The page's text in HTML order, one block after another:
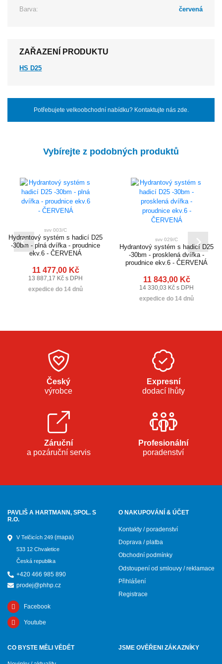
Barva:
červená
ZAŘAZENÍ PRODUKTU
HS D25
Potřebujete velkoobchodní nabídku? Kontaktujte nás zde.
Vybírejte z podobných produktů
svv 003/C
Hydrantový systém s hadicí D25
-30bm - plná dvířka - proudnice
ekv.6 - ČERVENÁ
11 477,00 Kč
13 887,17 Kč s DPH
expedice do 14 dnů
svv 029/C
Hydrantový systém s hadicí D25
-30bm - prosklená dvířka -
proudnice ekv.6 - ČERVENÁ
11 843,00 Kč
14 330,03 Kč s DPH
expedice do 14 dnů
Český
výrobce
Expresní
dodací lhůty
Záruční
a pozáruční servis
Profesionální
poradenství
PAVLIŠ A HARTMANN, SPOL. S
R.O.
V Telčicích 249 (mapa)
533 12 Chvaletice
Česká republika
+420 466 985 890
prodej@phhp.cz
Facebook
Youtube
O NAKUPOVÁNÍ & ÚČET
Kontakty / poradenství
Doprava / platba
Obchodní podmínky
Odstoupení od smlouvy / reklamace
Přihlášení
Registrace
CO BYSTE MĚLI VĚDĚT JSME OVĚŘENI ZÁKAZNÍKY